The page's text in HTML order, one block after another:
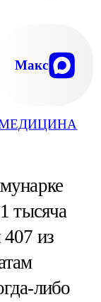
Макс
тысяча
из
либо